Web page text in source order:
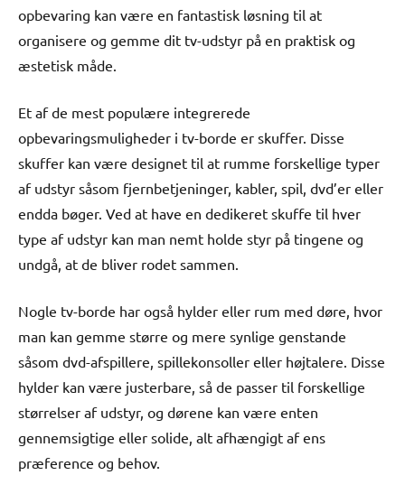
opbevaring kan være en fantastisk løsning til at
organisere og gemme dit tv-udstyr på en praktisk og
æstetisk måde.
Et af de mest populære integrerede
opbevaringsmuligheder i tv-borde er skuffer. Disse
skuffer kan være designet til at rumme forskellige typer
af udstyr såsom fjernbetjeninger, kabler, spil, dvd’er eller
endda bøger. Ved at have en dedikeret skuffe til hver
type af udstyr kan man nemt holde styr på tingene og
undgå, at de bliver rodet sammen.
Nogle tv-borde har også hylder eller rum med døre, hvor
man kan gemme større og mere synlige genstande
såsom dvd-afspillere, spillekonsoller eller højtalere. Disse
hylder kan være justerbare, så de passer til forskellige
størrelser af udstyr, og dørene kan være enten
gennemsigtige eller solide, alt afhængigt af ens
præference og behov.